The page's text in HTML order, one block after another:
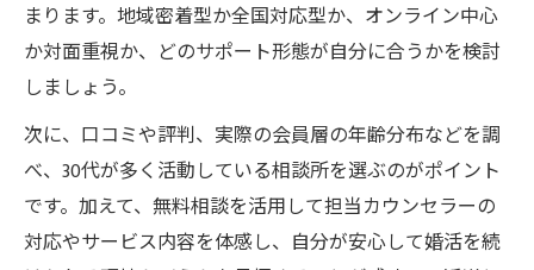
まります。地域密着型か全国対応型か、オンライン中心
か対面重視か、どのサポート形態が自分に合うかを検討
しましょう。
次に、口コミや評判、実際の会員層の年齢分布などを調
べ、30代が多く活動している相談所を選ぶのがポイント
です。加えて、無料相談を活用して担当カウンセラーの
対応やサービス内容を体感し、自分が安心して婚活を続